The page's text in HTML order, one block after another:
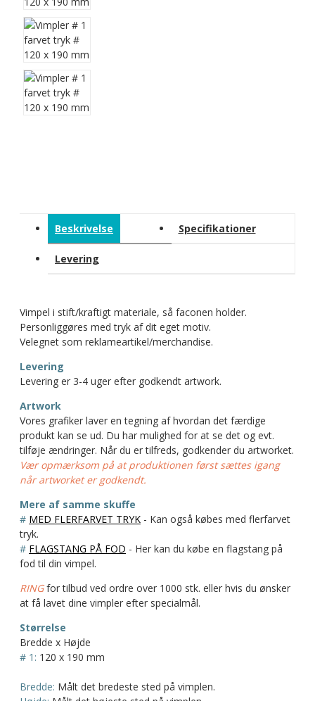
Beskrivelse Specifikationer
Levering
Vimpel i stift/kraftigt materiale, så faconen holder.
Personliggøres med tryk af dit eget motiv.
Velegnet som reklameartikel/merchandise.
Levering
Levering er 3-4 uger efter godkendt artwork.
Artwork
Vores grafiker laver en tegning af hvordan det færdige
produkt kan se ud. Du har mulighed for at se det og evt.
tilføje ændringer. Når du er tilfreds, godkender du artworket.
Vær opmærksom på at produktionen først sættes igang
når artworket er godkendt.
Mere af samme skuffe
# MED FLERFARVET TRYK - Kan også købes med flerfarvet
tryk.
# FLAGSTANG PÅ FOD - Her kan du købe en flagstang på
fod til din vimpel.
RINGfor tilbud ved ordre over 1000 stk. eller hvis du ønsker
at få lavet dine vimpler efter specialmål.
Størrelse
Bredde x Højde
# 1: 120 x 190 mm
Bredde: Målt det bredeste sted på vimplen.